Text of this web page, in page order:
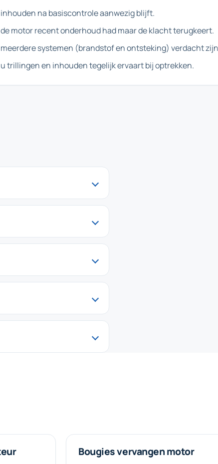
na basiscontrole aanwezig blijft.
motor recent onderhoud had maar de klacht terugkeert.
systemen (brandstof en ontsteking) verdacht
trillingen en inhouden tegelijk ervaart bij optrekken.
Bougies vervangen motor